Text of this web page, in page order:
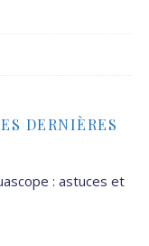
DERNIÈRES
: astuces et